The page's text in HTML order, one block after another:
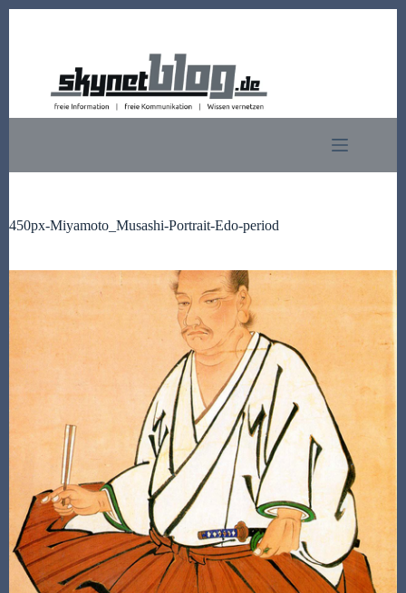
450px-Miyamoto_Musashi-Portrait-Edo-period